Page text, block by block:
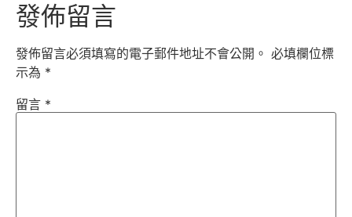
發佈留言
發佈留言必須填寫的電子郵件地址不會公開。 必填欄位標
示為 *
留言 *